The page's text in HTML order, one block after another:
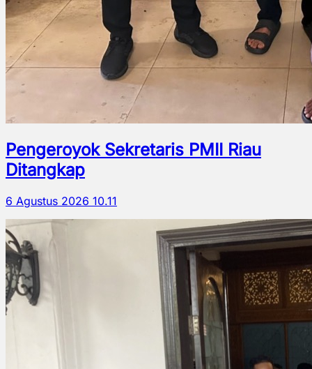
Pengeroyok Sekretaris PMII Riau
Ditangkap
6 Agustus 2026 10.11